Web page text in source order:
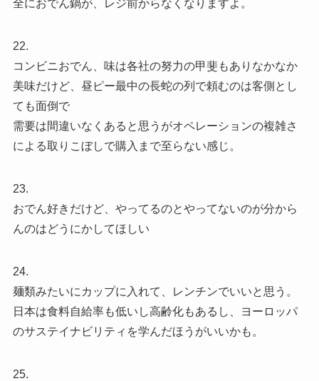
全におでん鍋が、レジ前からなくなりますよ。
22.
コンビニおでん、味は各社の努力の甲斐もありなかなか
美味だけど、昼ピー最中の長蛇の列で頼むのは客側とし
ても面倒で
需要は間違いなくあると思うがオペレーションの複雑さ
による取りこぼしで購入まで至らない感じ。
23.
おでん好きだけど、やってるのとやってないのが分から
んのはどうにかしてほしい
24.
麺類みたいにカップに入れて、レンチンでいいと思う。
日本は食料自給率も低いし高齢化もあるし、ヨーロッパ
のサステイナビリティを学んだほうがいいかも。
25.